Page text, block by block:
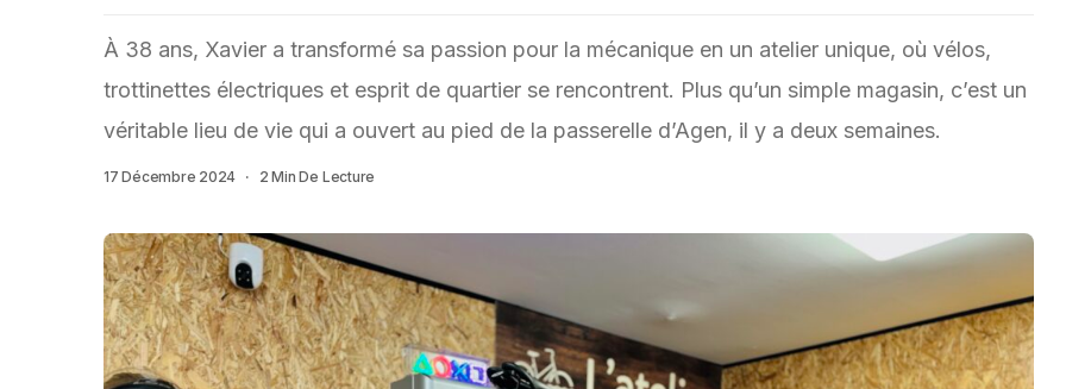
À 38 ans, Xavier a transformé sa passion pour la mécanique en un atelier unique, où vélos,
trottinettes électriques et esprit de quartier se rencontrent. Plus qu’un simple magasin, c’est un
véritable lieu de vie qui a ouvert au pied de la passerelle d’Agen, il y a deux semaines.
17 Décembre 2024 2 Min De Lecture